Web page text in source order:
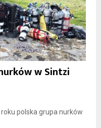
w Sintzi
polska grupa nurków